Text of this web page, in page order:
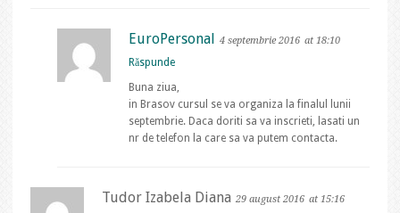
EuroPersonal 4 septembrie 2016 at 18:10
Răspunde
Buna ziua,
in Brasov cursul se va organiza la finalul lunii
septembrie. Daca doriti sa va inscrieti, lasati un
nr de telefon la care sa va putem contacta.
Tudor Izabela Diana 29 august 2016 at 15:16